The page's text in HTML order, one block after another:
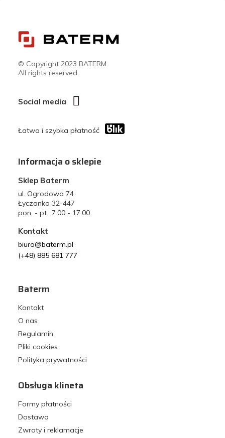
© Copyright 2023 BATERM.
All rights reserved.
Social media
Łatwa i szybka płatność
Informacja o sklepie
Sklep Baterm
ul. Ogrodowa 74
Łyczanka 32-447
pon. - pt.: 7:00 - 17:00
Kontakt
biuro@baterm.pl
(+48) 885 681 777
Baterm
Kontakt
O nas
Regulamin
Pliki cookies
Polityka prywatności
Obsługa klineta
Formy płatności
Dostawa
Zwroty i reklamacje